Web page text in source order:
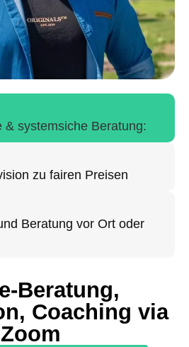
& systemsiche Beratung:
zu fairen Preisen
Beratung vor Ort oder
Beratung,
Coaching via
Zoom